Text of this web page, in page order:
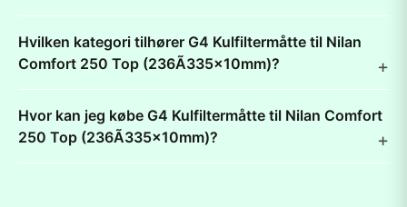
Hvilken kategori tilhører G4 Kulfiltermåtte til Nilan
Comfort 250 Top (236Ã335x10mm)?
Hvor kan jeg købe G4 Kulfiltermåtte til Nilan Comfort
250 Top (236Ã335x10mm)?